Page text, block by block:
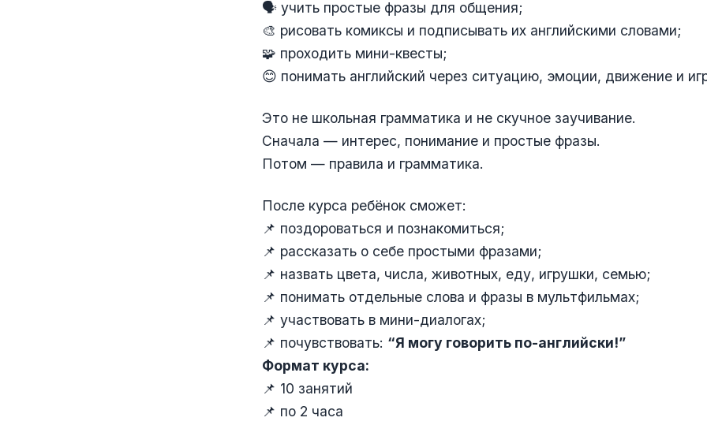
🗣 учить простые фразы для общения;
🎨 рисовать комиксы и подписывать их английскими словами;
🧩 проходить мини-квесты;
😊 понимать английский через ситуацию, эмоции, движение и
Это не школьная грамматика и не скучное заучивание.
Сначала — интерес, понимание и простые фразы.
Потом — правила и грамматика.
После курса ребёнок сможет:
📌 поздороваться и познакомиться;
📌 рассказать о себе простыми фразами;
📌 назвать цвета, числа, животных, еду, игрушки, семью;
📌 понимать отдельные слова и фразы в мультфильмах;
📌 участвовать в мини-диалогах;
📌 почувствовать: “Я могу говорить по-английски!”
Формат курса:
📌 10 занятий
📌 по 2 часа